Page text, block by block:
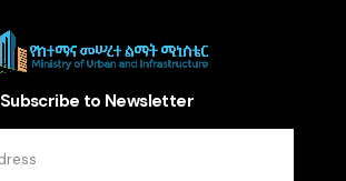
Subscribe to Newsletter